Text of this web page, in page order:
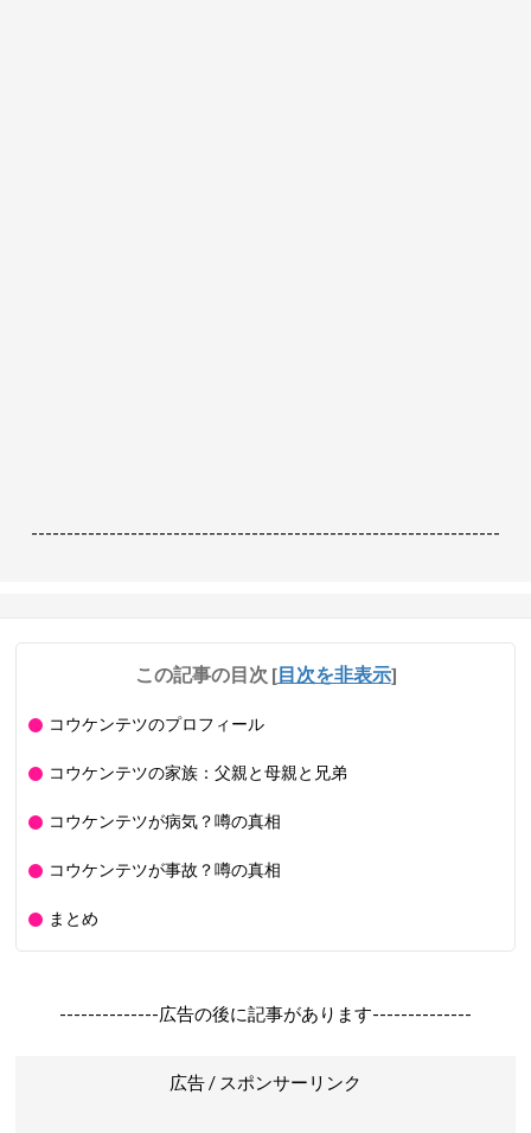
------------------------------------------------------------------
この記事の目次 [目次を非表示]
コウケンテツのプロフィール
コウケンテツの家族：父親と母親と兄弟
コウケンテツが病気？噂の真相
コウケンテツが事故？噂の真相
まとめ
--------------広告の後に記事があります--------------
広告 / スポンサーリンク